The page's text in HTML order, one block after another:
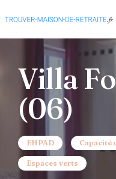
Villa
(06)
EHPAD Capacité
Espaces verts